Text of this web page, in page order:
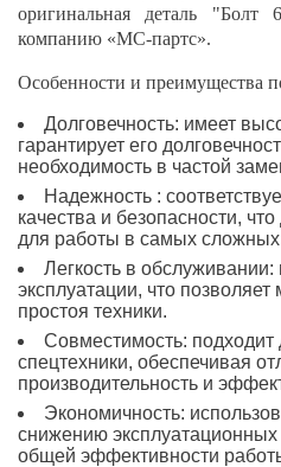
оригинальная деталь
компанию «МС-партс».
Особенности и преимущества
Долговечность: имеет
гарантирует его
необходимость в частой
Надежность :
качества и безопасности,
для работы в самых сложных
Легкость в обслуживании:
эксплуатации, что
простоя техники.
Совместимость:
спецтехники, обеспечивая
производительность и
Экономичность:
снижению
общей эффективности